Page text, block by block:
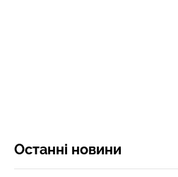
Останні новини